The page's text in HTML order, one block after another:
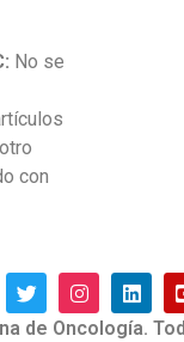
No se
con
de Oncología.